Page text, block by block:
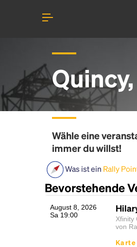
Wähle eine
immer du willst!
Was ist ein Rally
Bevorstehende
August 8, 2026
Sa 19:00
Xfinity
von